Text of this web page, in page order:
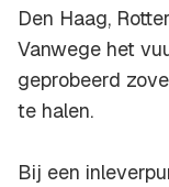
Den Haag,
Vanwege het
geprobeerd
te halen.
Bij een